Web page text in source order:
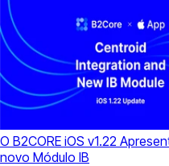
O B2CORE iOS v1.22
novo Módulo IB